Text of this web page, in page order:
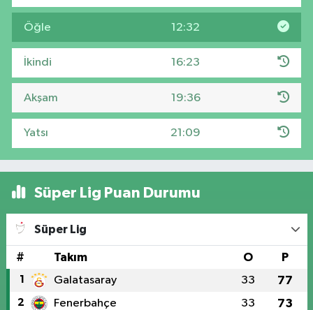
Öğle 12:32
İkindi 16:23
Akşam 19:36
Yatsı 21:09
Süper Lig Puan Durumu
Süper Lig
# Takım O P
1 Galatasaray 33 77
2 Fenerbahçe 33 73